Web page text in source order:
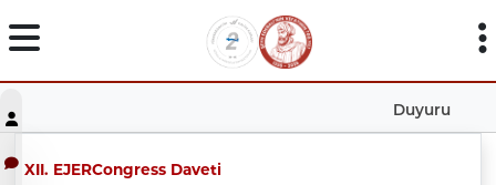
Duyuru
XII. EJERCongress Daveti